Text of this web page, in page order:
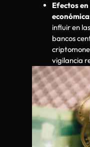
Efectos
influir en
bancos
vigilancia